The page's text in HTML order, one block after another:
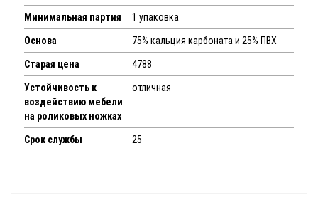
Минимальная партия 1 упаковка
Основа 75% кальция карбоната и 25% ПВХ
Старая цена 4788
Устойчивость к
воздействию мебели
на роликовых ножках
отличная
Срок службы 25